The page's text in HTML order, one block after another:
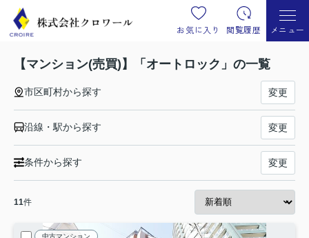
お気に入り 閲覧履歴 メニュー
【マンション(売買)】「オートロック」の一覧
市区町村から探す 変更
沿線・駅から探す 変更
条件から探す 変更
11件
中古マンション